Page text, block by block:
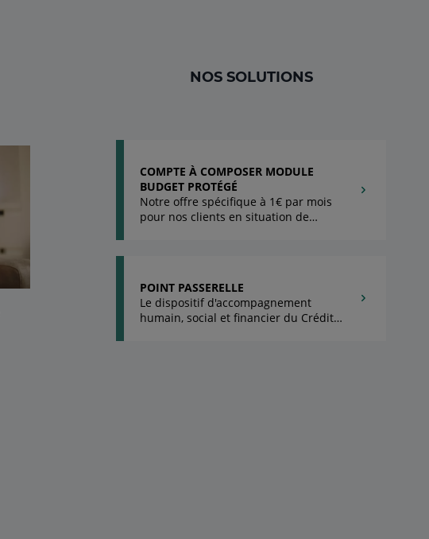
NOS SOLUTIONS
COMPTE À COMPOSER MODULE
BUDGET PROTÉGÉ
Notre offre spécifique à 1€ par mois
pour nos clients en situation de
POINT PASSERELLE
Le dispositif d'accompagnement
humain, social et financier du Crédit